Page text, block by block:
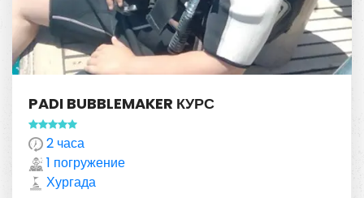
PADI BUBBLEMAKER КУРС
2 часа
1 погружение
Хургада